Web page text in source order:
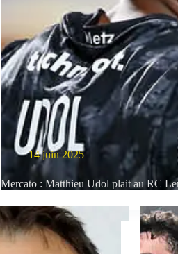
14 juin 2025
Mercato : Matthieu Udol plait au RC